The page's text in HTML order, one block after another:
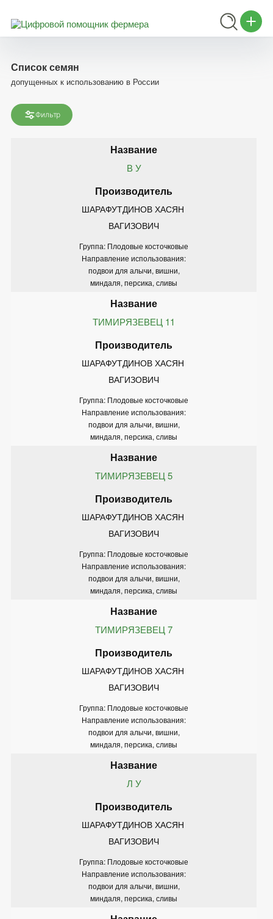
Список семян
допущенных к использованию в России
Фильтр
В У
ШАРАФУТДИНОВ ХАСЯН
ВАГИЗОВИЧ
Группа: Плодовые косточковые
Направление использования:
подвои для алычи, вишни,
миндаля, персика, сливы
ТИМИРЯЗЕВЕЦ 11
ШАРАФУТДИНОВ ХАСЯН
ВАГИЗОВИЧ
Группа: Плодовые косточковые
Направление использования:
подвои для алычи, вишни,
миндаля, персика, сливы
ТИМИРЯЗЕВЕЦ 5
ШАРАФУТДИНОВ ХАСЯН
ВАГИЗОВИЧ
Группа: Плодовые косточковые
Направление использования:
подвои для алычи, вишни,
миндаля, персика, сливы
ТИМИРЯЗЕВЕЦ 7
ШАРАФУТДИНОВ ХАСЯН
ВАГИЗОВИЧ
Группа: Плодовые косточковые
Направление использования:
подвои для алычи, вишни,
миндаля, персика, сливы
Л У
ШАРАФУТДИНОВ ХАСЯН
ВАГИЗОВИЧ
Группа: Плодовые косточковые
Направление использования:
подвои для алычи, вишни,
миндаля, персика, сливы